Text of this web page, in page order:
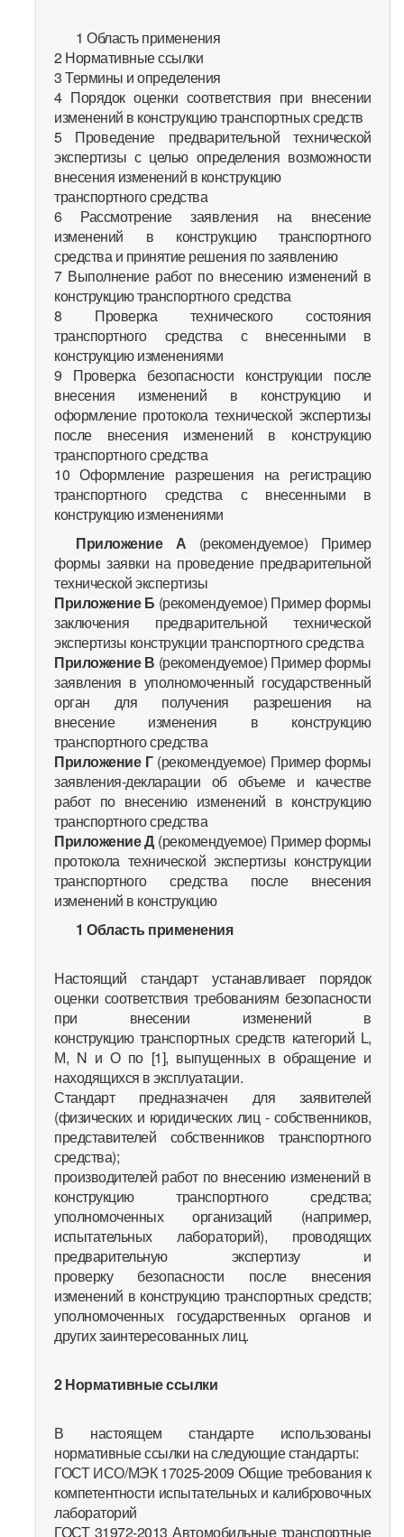
1 Область применения
2 Нормативные ссылки
3 Термины и определения
4 Порядок оценки соответствия при внесении
изменений в конструкцию транспортных средств
5 Проведение предварительной технической
экспертизы с целью определения возможности
внесения изменений в конструкцию
транспортного средства
6 Рассмотрение заявления на внесение
изменений в конструкцию транспортного
средства и принятие решения по заявлению
7 Выполнение работ по внесению изменений в
конструкцию транспортного средства
8 Проверка технического состояния
транспортного средства с внесенными в
конструкцию изменениями
9 Проверка безопасности конструкции после
внесения изменений в конструкцию и
оформление протокола технической экспертизы
после внесения изменений в конструкцию
транспортного средства
10 Оформление разрешения на регистрацию
транспортного средства с внесенными в
конструкцию изменениями
Приложение А (рекомендуемое) Пример
формы заявки на проведение предварительной
технической экспертизы
Приложение Б (рекомендуемое) Пример формы
заключения предварительной технической
экспертизы конструкции транспортного средства
Приложение В (рекомендуемое) Пример формы
заявления в уполномоченный государственный
орган для получения разрешения на
внесение изменения в конструкцию
транспортного средства
Приложение Г(рекомендуемое) Пример формы
заявления-декларации об объеме и качестве
работ по внесению изменений в конструкцию
транспортного средства
Приложение Д(рекомендуемое) Пример формы
протокола технической экспертизы конструкции
транспортного средства после внесения
изменений в конструкцию
1 Область применения
Настоящий стандарт устанавливает порядок
оценки соответствия требованиям безопасности
при внесении изменений в
конструкцию транспортных средств категорий L,
М, N и О по [1], выпущенных в обращение и
находящихся в эксплуатации.
Стандарт предназначен для заявителей
(физических и юридических лиц - собственников,
представителей собственников транспортного
средства);
производителей работ по внесению изменений в
конструкцию транспортного средства;
уполномоченных организаций (например,
испытательных лабораторий), проводящих
предварительную экспертизу и
проверку безопасности после внесения
изменений в конструкцию транспортных средств;
уполномоченных государственных органов и
других заинтересованных лиц.
2 Нормативные ссылки
В настоящем стандарте использованы
нормативные ссылки на следующие стандарты:
ГОСТ ИСО/МЭК 17025-2009 Общие требования к
компетентности испытательных и калибровочных
лабораторий
ГОСТ 31972-2013 Автомобильные транспортные